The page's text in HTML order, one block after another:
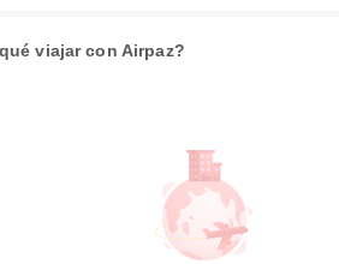
viajar con Airpaz?